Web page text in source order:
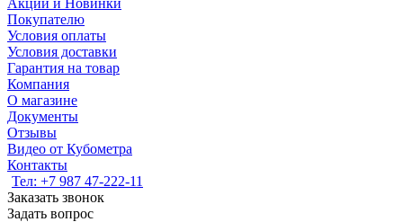
Акции и Новинки
Покупателю
Условия оплаты
Условия доставки
Гарантия на товар
Компания
О магазине
Документы
Отзывы
Видео от Кубометра
Контакты
Тел: +7 987 47-222-11
Заказать звонок
Задать вопрос